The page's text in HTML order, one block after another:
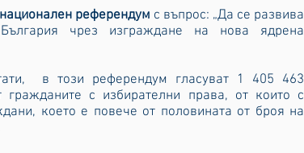
национален референдум с въпрос: „Да се развива
чрез изграждане на нова ядрена
в този референдум гласуват 1 405 463
с избирателни права, от които с
което е повече от половината от броя на